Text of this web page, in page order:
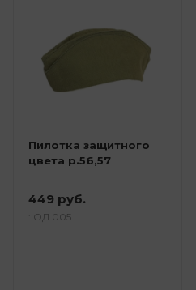
Пилотка защитного
цвета р.56,57
449 руб.
: ОД 005